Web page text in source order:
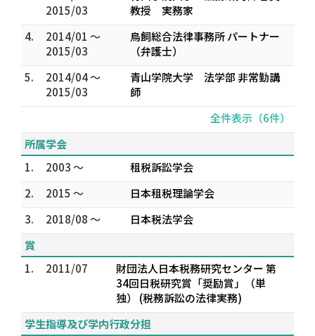
2015/03
教授 実務家
4.
2014/01 ～
2015/03
鳥飼総合法律事務所 パートナー
（弁護士）
5.
2014/04 ～
2015/03
青山学院大学 法学部 非常勤講
師
全件表示（6件）
所属学会
1.
2003 ～
租税訴訟学会
2.
2015 ～
日本租税理論学会
3.
2018/08 ～
日本税法学会
賞
1.
2011/07
財団法人日本税務研究センター 第
34回日税研究賞「奨励賞」（単
独） (税務訴訟の法律実務)
学生指導及び学内行政分担